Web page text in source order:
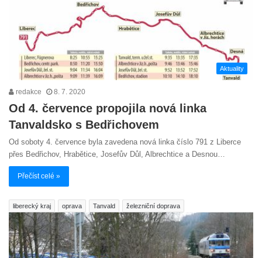
Aktuality
redakce 8. 7. 2020
Od 4. července propojila nová linka
Tanvaldsko s Bedřichovem
Od soboty 4. července byla zavedena nová linka číslo 791 z Liberce
přes Bedřichov, Hrabětice, Josefův Důl, Albrechtice a Desnou…
Přečíst celé »
liberecký kraj oprava Tanvald železniční doprava